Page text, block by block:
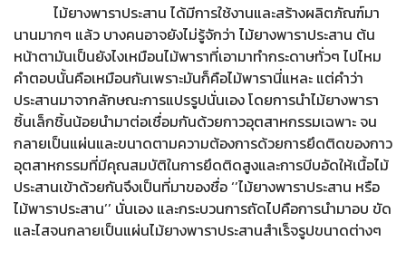
ไม้ยางพาราประสาน ได้มีการใช้งานและสร้างผลิตภัณฑ์มา
นานมากๆ แล้ว บางคนอาจยังไม่รู้จักว่า ไม้ยางพาราประสาน ต้น
หน้าตามันเป็นยังไงเหมือนไม้พาราที่เอามาทำกระดาษทั่วๆ ไปไหม
คำตอบนั้นคือเหมือนกันเพราะมันก็คือไม้พารานี่แหละ แต่คำว่า
ประสานมาจากลักษณะการแปรรูปนั่นเอง โดยการนำไม้ยางพารา
ชิ้นเล็กชิ้นน้อยนำมาต่อเชื่อมกันด้วยกาวอุตสาหกรรมเฉพาะ จน
กลายเป็นแผ่นและขนาดตามความต้องการด้วยการยึดติดของกาว
อุตสาหกรรมที่มีคุณสมบัติในการยึดติดสูงและการบีบอัดให้เนื้อไม้
ประสานเข้าด้วยกันจึงเป็นที่มาของชื่อ ‘’ไม้ยางพาราประสาน หรือ
ไม้พาราประสาน’’ นั่นเอง และกระบวนการถัดไปคือการนำมาอบ ขัด
และไสจนกลายเป็นแผ่นไม้ยางพาราประสานสำเร็จรูปขนาดต่างๆ